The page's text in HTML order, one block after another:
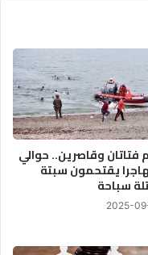
فتاتان وقاصرين.. حوالي
مهاجرا يقتحمون سبتة
سباحة
2025-